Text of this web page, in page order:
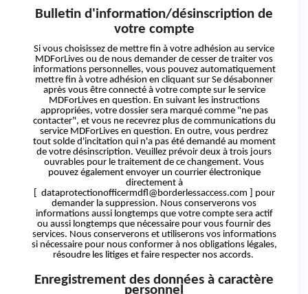
Bulletin d'information/désinscription de
votre compte
Si vous choisissez de mettre fin à votre adhésion au service
MDForLives ou de nous demander de cesser de traiter vos
informations personnelles, vous pouvez automatiquement
mettre fin à votre adhésion en cliquant sur Se désabonner
après vous être connecté à votre compte sur le service
MDForLives en question. En suivant les instructions
appropriées, votre dossier sera marqué comme "ne pas
contacter", et vous ne recevrez plus de communications du
service MDForLives en question. En outre, vous perdrez
tout solde d'incitation qui n'a pas été demandé au moment
de votre désinscription. Veuillez prévoir deux à trois jours
ouvrables pour le traitement de ce changement. Vous
pouvez également envoyer un courrier électronique
directement à
[ dataprotectionofficermdfl@borderlessaccess.com ] pour
demander la suppression. Nous conserverons vos
informations aussi longtemps que votre compte sera actif
ou aussi longtemps que nécessaire pour vous fournir des
services. Nous conserverons et utiliserons vos informations
si nécessaire pour nous conformer à nos obligations légales,
résoudre les litiges et faire respecter nos accords.
Enregistrement des données à caractère
personnel